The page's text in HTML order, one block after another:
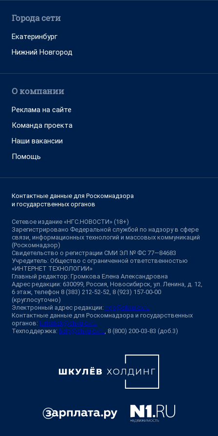
Города сети
Екатеринбург
Нижний Новгород
О компании
Реклама на сайте
Команда проекта
Наши вакансии
Помощь
Контактные данные для Роскомнадзора
и государственных органов
Сетевое издание «НГС.НОВОСТИ» (18+)
Зарегистрировано Федеральной службой по надзору в сфере
связи, информационных технологий и массовых коммуникаций
(Роскомнадзор)
Свидетельство о регистрации СМИ ЭЛ № ФС 77—84683
Учредитель: Общество с ограниченной ответственностью
«ИНТЕРНЕТ ТЕХНОЛОГИИ»
Главный редактор: Громкова Елена Александровна
Адрес редакции: 630099, Россия, Новосибирск, ул. Ленина, д. 12,
6 этаж, телефон 8 (383) 212-52-52, 8 (923) 157-00-00
(круглосуточно)
Электронный адрес редакции: ngs@shkulev.ru
Контактные данные для Роскомнадзора и государственных
органов: juristnsk@shkulev.ru
Техподдержка: help@shkulev.ru, 8 (800) 200-03-83 (доб.3)